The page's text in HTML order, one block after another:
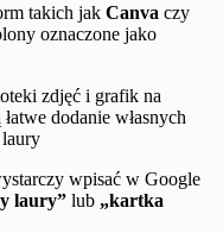
takich jak Canva czy
oznaczone jako
zdjęć i grafik na
dodanie własnych
wpisać w Google
laury” lub „kartka